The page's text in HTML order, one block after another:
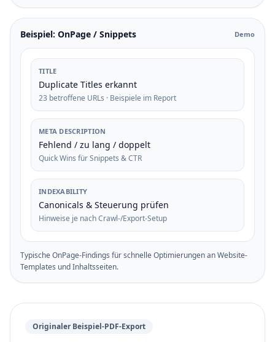
Beispiel: OnPage / Snippets Demo
TITLE
Duplicate Titles erkannt
23 betroffene URLs · Beispiele im Report
META DESCRIPTION
Fehlend / zu lang / doppelt
Quick Wins für Snippets & CTR
INDEXABILITY
Canonicals & Steuerung prüfen
Hinweise je nach Crawl-/Export-Setup
Typische OnPage-Findings für schnelle Optimierungen an Website-
Templates und Inhaltsseiten.
Originaler Beispiel-PDF-Export